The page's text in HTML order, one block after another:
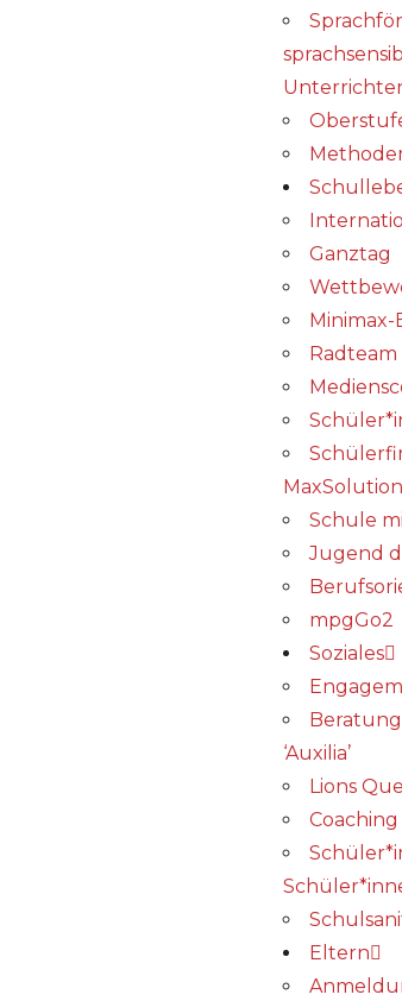
Ganztag
Radteam
Schule
Jugend
mpgGo2
Soziales
‘Auxilia’
Lions
Coaching
Eltern